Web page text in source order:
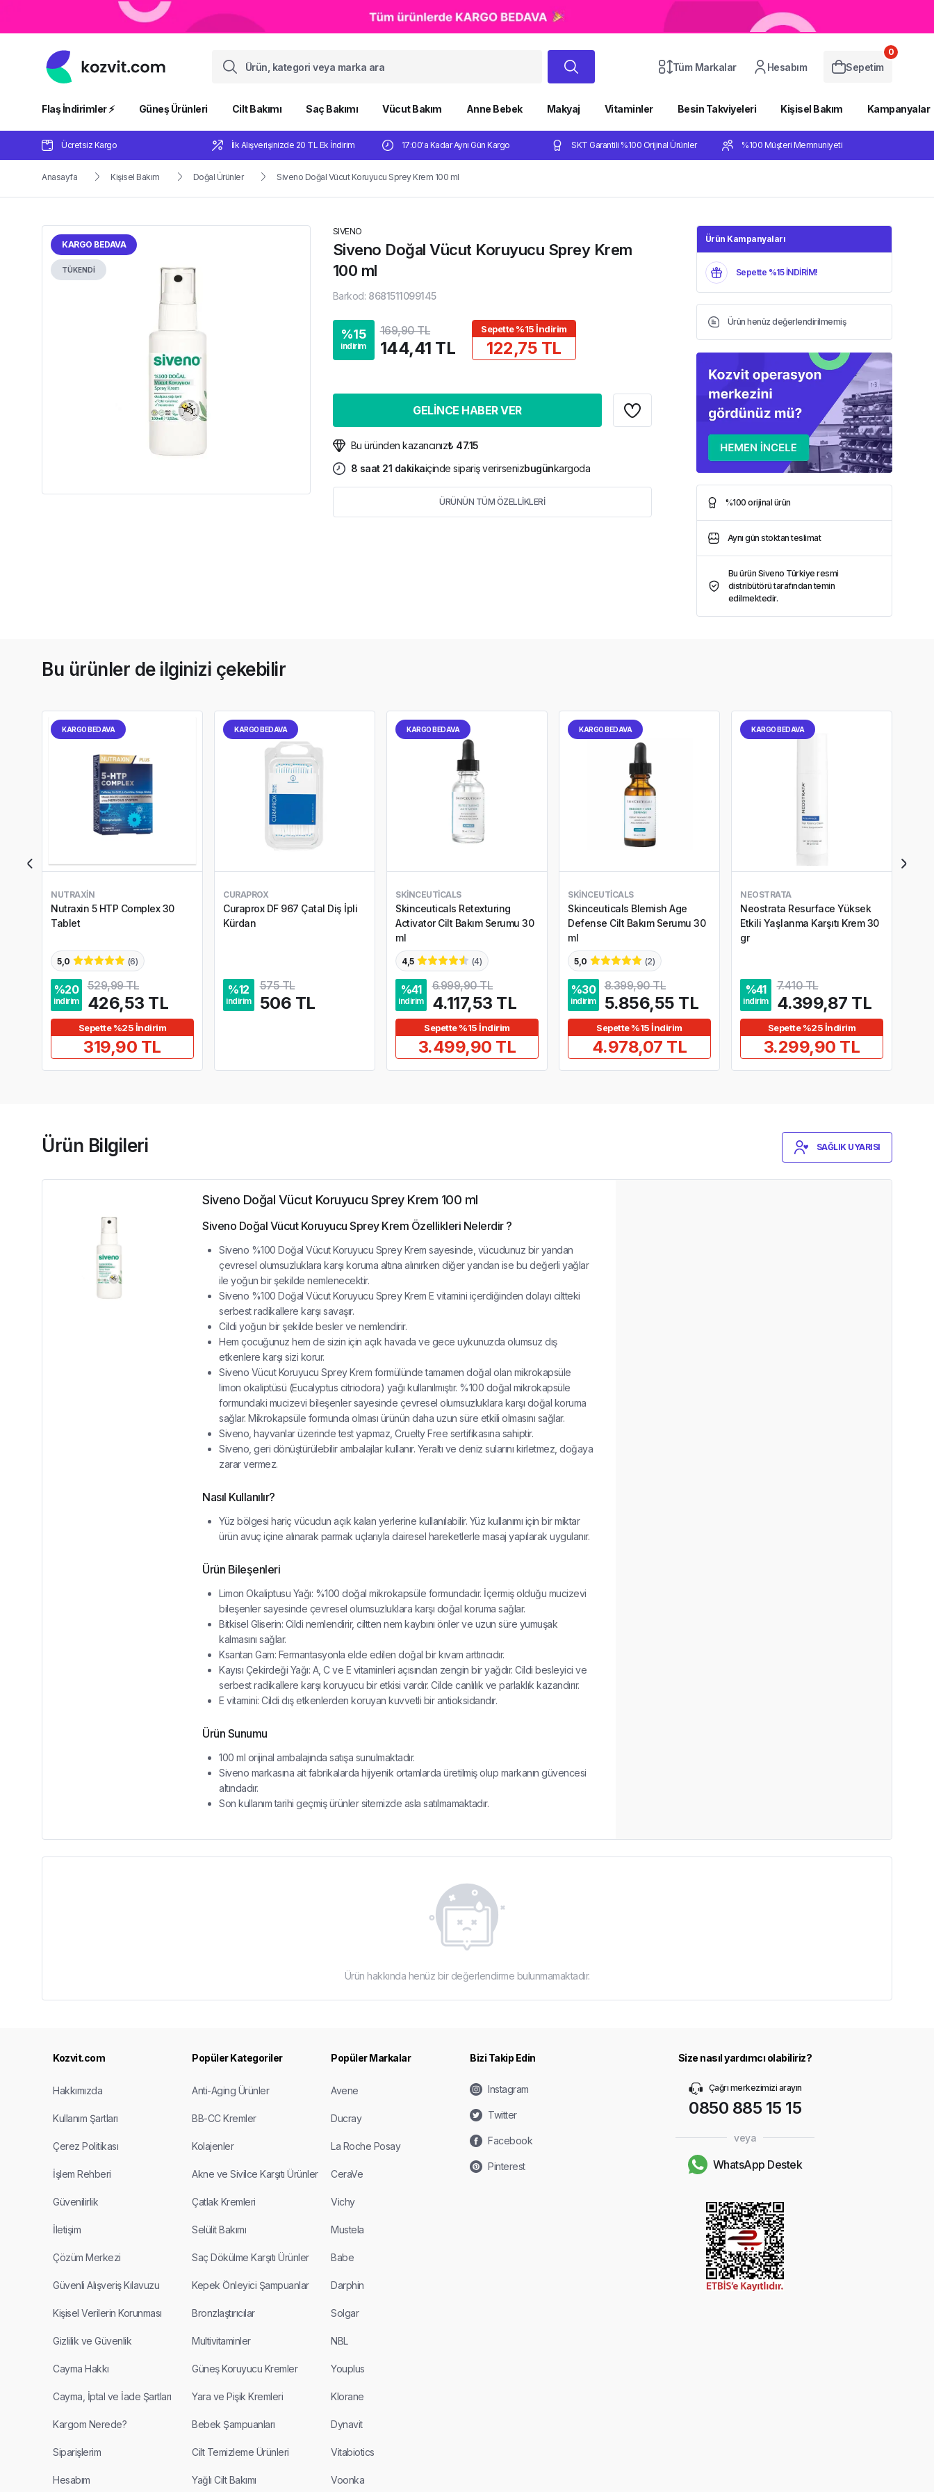
Tüm Markalar Hesabım Sepetim
0
Flaş İndirimler ⚡️ Güneş Ürünleri Cilt Bakımı Saç Bakımı Vücut Bakım Anne Bebek Makyaj Vitaminler Besin Takviyeleri Kişisel Bakım Kampanyalar
Ücretsiz Kargo İlk Alışverişinizde 20 TL Ek İndirim 17:00'a Kadar Aynı Gün Kargo SKT Garantili %100 Orijinal Ürünler %100 Müşteri Memnuniyeti
Anasayfa Kişisel Bakım Doğal Ürünler Siveno Doğal Vücut Koruyucu Sprey Krem 100 ml
KARGO BEDAVA
TÜKENDİ
SIVENO
Siveno Doğal Vücut Koruyucu Sprey Krem
100 ml
Barkod: 8681511099145
%15
indirim
169,90 TL
144,41 TL
Sepette %15 İndirim
122,75 TL
GELİNCE HABER VER
Bu üründen kazancınız₺ 47.15
8 saat 21 dakikaiçinde sipariş verirsenizbugünkargoda
ÜRÜNÜN TÜM ÖZELLİKLERİ
Ürün Kampanyaları
Sepette %15 İNDİRİM!
Ürün henüz değerlendirilmemiş
%100 orijinal ürün
Aynı gün stoktan teslimat
Bu ürün Siveno Türkiye resmi
distribütörü tarafından temin
edilmektedir.
Bu ürünler de ilginizi çekebilir
KARGO BEDAVA
NUTRAXIN
Nutraxin 5 HTP Complex 30
Tablet
5,0 (6)
%20
indirim
529,99 TL
426,53 TL
Sepette %25 İndirim
319,90 TL
KARGO BEDAVA
CURAPROX
Curaprox DF 967 Çatal Diş İpli
Kürdan
%12
indirim
575 TL
506 TL
KARGO BEDAVA
SKINCEUTICALS
Skinceuticals Retexturing
Activator Cilt Bakım Serumu 30
ml
4,5 (4)
%41
indirim
6.999,90 TL
4.117,53 TL
Sepette %15 İndirim
3.499,90 TL
KARGO BEDAVA
SKINCEUTICALS
Skinceuticals Blemish Age
Defense Cilt Bakım Serumu 30
ml
5,0 (2)
%30
indirim
8.399,90 TL
5.856,55 TL
Sepette %15 İndirim
4.978,07 TL
KARGO BEDAVA
NEOSTRATA
Neostrata Resurface Yüksek
Etkili Yaşlanma Karşıtı Krem 30
gr
%41
indirim
7.410 TL
4.399,87 TL
Sepette %25 İndirim
3.299,90 TL
Ürün Bilgileri SAĞLIK UYARISI
Siveno Doğal Vücut Koruyucu Sprey Krem 100 ml
Siveno Doğal Vücut Koruyucu Sprey Krem Özellikleri Nelerdir ?
Siveno %100 Doğal Vücut Koruyucu Sprey Krem sayesinde, vücudunuz bir yandan
çevresel olumsuzluklara karşı koruma altına alınırken diğer yandan ise bu değerli yağlar
ile yoğun bir şekilde nemlenecektir.
Siveno %100 Doğal Vücut Koruyucu Sprey Krem E vitamini içerdiğinden dolayı ciltteki
serbest radikallere karşı savaşır.
Cildi yoğun bir şekilde besler ve nemlendirir.
Hem çocuğunuz hem de sizin için açık havada ve gece uykunuzda olumsuz dış
etkenlere karşı sizi korur.
Siveno Vücut Koruyucu Sprey Krem formülünde tamamen doğal olan mikrokapsüle
limon okaliptüsü (Eucalyptus citriodora) yağı kullanılmıştır. %100 doğal mikrokapsüle
formundaki mucizevi bileşenler sayesinde çevresel olumsuzluklara karşı doğal koruma
sağlar. Mikrokapsüle formunda olması ürünün daha uzun süre etkili olmasını sağlar.
Siveno, hayvanlar üzerinde test yapmaz, Cruelty Free sertifikasına sahiptir.
Siveno, geri dönüştürülebilir ambalajlar kullanır. Yeraltı ve deniz sularını kirletmez, doğaya
zarar vermez.
Nasıl Kullanılır?
Yüz bölgesi hariç vücudun açık kalan yerlerine kullanılabilir. Yüz kullanımı için bir miktar
ürün avuç içine alınarak parmak uçlarıyla dairesel hareketlerle masaj yapılarak uygulanır.
Ürün Bileşenleri
Limon Okaliptusu Yağı: %100 doğal mikrokapsüle formundadır. İçermiş olduğu mucizevi
bileşenler sayesinde çevresel olumsuzluklara karşı doğal koruma sağlar.
Bitkisel Gliserin: Cildi nemlendirir, ciltten nem kaybını önler ve uzun süre yumuşak
kalmasını sağlar.
Ksantan Gam: Fermantasyonla elde edilen doğal bir kıvam arttırıcıdır.
Kayısı Çekirdeği Yağı: A, C ve E vitaminleri açısından zengin bir yağdır. Cildi besleyici ve
serbest radikallere karşı koruyucu bir etkisi vardır. Cilde canlılık ve parlaklık kazandırır.
E vitamini: Cildi dış etkenlerden koruyan kuvvetli bir antioksidandır.
Ürün Sunumu
100 ml orijinal ambalajında satışa sunulmaktadır.
Siveno markasına ait fabrikalarda hijyenik ortamlarda üretilmiş olup markanın güvencesi
altındadır.
Son kullanım tarihi geçmiş ürünler sitemizde asla satılmamaktadır.
Ürün hakkında henüz bir değerlendirme bulunmamaktadır.
Kozvit.com
Hakkımızda
Kullanım Şartları
Çerez Politikası
İşlem Rehberi
Güvenilirlik
İletişim
Çözüm Merkezi
Güvenli Alışveriş Kılavuzu
Kişisel Verilerin Korunması
Gizlilik ve Güvenlik
Cayma Hakkı
Cayma, İptal ve İade Şartları
Kargom Nerede?
Siparişlerim
Hesabım
Popüler Kategoriler
Anti-Aging Ürünler
BB-CC Kremler
Kolajenler
Akne ve Sivilce Karşıtı Ürünler
Çatlak Kremleri
Selülit Bakımı
Saç Dökülme Karşıtı Ürünler
Kepek Önleyici Şampuanlar
Bronzlaştırıcılar
Multivitaminler
Güneş Koruyucu Kremler
Yara ve Pişik Kremleri
Bebek Şampuanları
Cilt Temizleme Ürünleri
Yağlı Cilt Bakımı
Popüler Markalar
Avene
Ducray
La Roche Posay
CeraVe
Vichy
Mustela
Babe
Darphin
Solgar
NBL
Youplus
Klorane
Dynavit
Vitabiotics
Voonka
Bizi Takip Edin
Instagram
Twitter
Facebook
Pinterest
Size nasıl yardımcı olabiliriz?
Çağrı merkezimizi arayın
0850 885 15 15
veya
WhatsApp Destek